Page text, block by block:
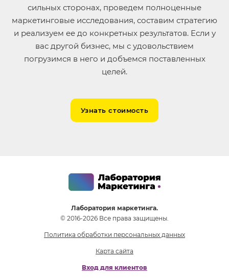
сильных сторонах, проведем полноценные
маркетинговые исследования, составим стратегию
и реализуем ее до конкретных результатов. Если у
вас другой бизнес, мы с удовольствием
погрузимся в него и добъемся поставленных
целей.
Узнать стоимость
Лаборатория маркетинга.
© 2016-2026 Все права защищены.
Политика обработки персональных данных
Карта сайта
Вход для клиентов